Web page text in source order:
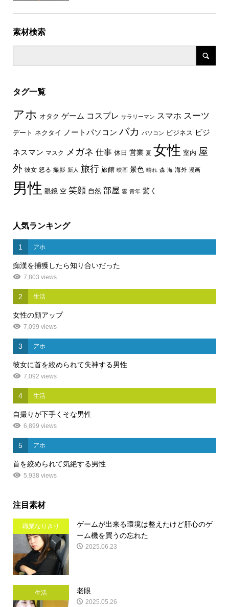
素材検索
タグ一覧
アホ オタク ゲーム コスプレ サラリーマン スマホ スーツ
デート ネクタイ ノートパソコン バカ パソコン ビジネス ビジ
ネスマン マスク メガネ 仕事 休日 営業 夏 女性 室内 屋
外 彼女 怒る 撮影 新人 旅行 旅館 映画 景色 晴れ 森 海 海外 漫画
男性 眼鏡 空 笑顔 自然 部屋 雲 青年 驚く
人気ランキング
1 アホ
痴漢を捕獲したら知り合いだった
7,803 views
2 生活
女性の顔アップ
7,099 views
3 アホ
彼女に首を絞められて失神する男性
7,092 views
4 生活
自撮りが下手くそな男性
6,899 views
5 アホ
首を絞められて気絶する男性
5,938 views
注目素材
職業なりきり
ゲームが出来る環境は整えたけど肝心のゲ
ーム機を買うの忘れた
2025.06.23
生活 老眼
2025.05.26